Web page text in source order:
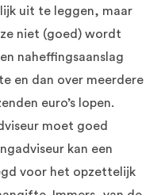
uit te leggen, maar
niet (goed) wordt
naheffingsaanslag
en dan over meerdere
euro’s lopen.
moet goed
kan een
voor het opzettelijk